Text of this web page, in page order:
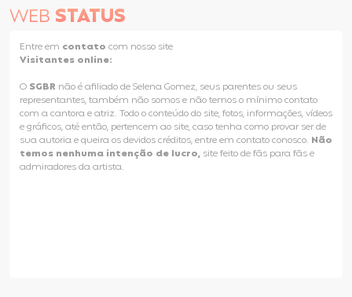
WEB STATUS
Entre em contato com nosso site
Visitantes online:
O SGBR não é afiliado de Selena Gomez, seus parentes ou seus
representantes, também não somos e não temos o mínimo contato
com a cantora e atriz. Todo o conteúdo do site, fotos, informações, vídeos
e gráficos, até então, pertencem ao site, caso tenha como provar ser de
sua autoria e queira os devidos créditos, entre em contato conosco. Não
temos nenhuma intenção de lucro, site feito de fãs para fãs e
admiradores da artista.